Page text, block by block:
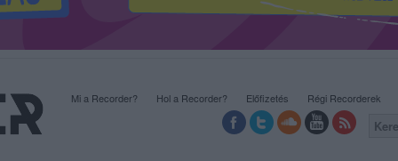
Mi a Recorder? Hol a Recorder? Előfizetés Régi Recorderek